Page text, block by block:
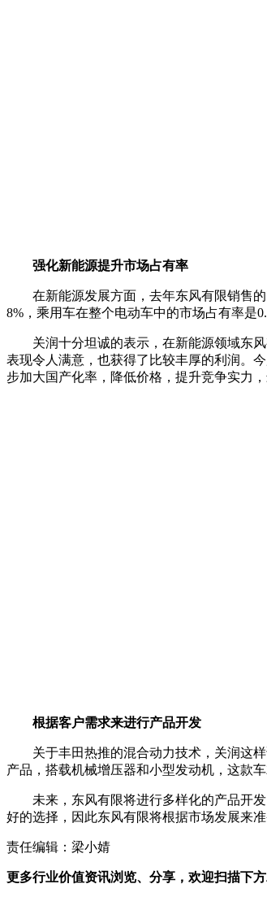
强化新能源提升市场占有率
在新能源发展方面，去年东风有限销售
8%，乘用车在整个电动车中的市场占有率是
关润十分坦诚的表示，在新能源领域东
表现令人满意，也获得了比较丰厚的利润。
步加大国产化率，降低价格，提升竞争实力
根据客户需求来进行产品开发
关于丰田热推的混合动力技术，关润这
产品，搭载机械增压器和小型发动机，这款
未来，东风有限将进行多样化的产品开
好的选择，因此东风有限将根据市场发展来
责任编辑：梁小婧
更多行业价值资讯浏览、分享，欢迎扫描下